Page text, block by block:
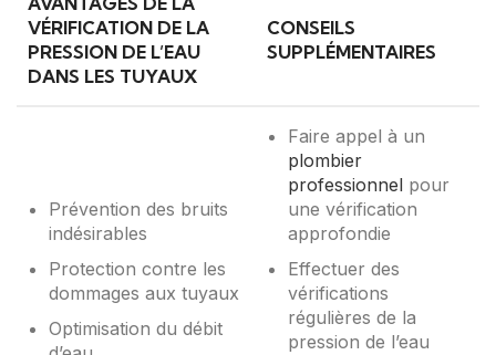
VÉRIFICATION DE LA
PRESSION DE L’EAU
DANS LES TUYAUX
CONSEILS
SUPPLÉMENTAIRES
Prévention des bruits
indésirables
Protection contre les
dommages aux tuyaux
Optimisation du débit
Faire appel à un
plombier
professionnel pour
une vérification
approfondie
Effectuer des
vérifications
régulières de la
pression de l’eau